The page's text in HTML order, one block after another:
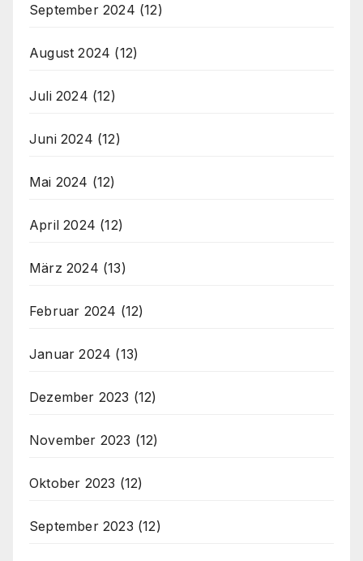
September 2024 (12)
August 2024 (12)
Juli 2024 (12)
Juni 2024 (12)
Mai 2024 (12)
April 2024 (12)
März 2024 (13)
Februar 2024 (12)
Januar 2024 (13)
Dezember 2023 (12)
November 2023 (12)
Oktober 2023 (12)
September 2023 (12)